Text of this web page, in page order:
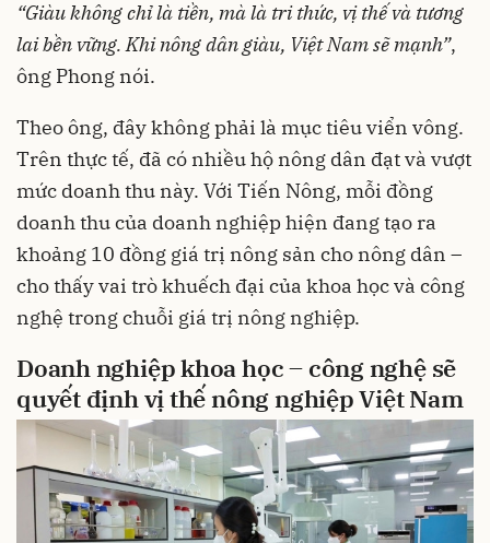
“Giàukhôngchỉlà tiền, màlà trithức, vị thếvà tương
laibềnvững. Khinôngdângiàu, Việt Namsẽmạnh”,
ông Phong nói.
Theo ông, đây không phải là mục tiêu viển vông.
Trên thực tế, đã có nhiều hộ nông dân đạt và vượt
mức doanh thu này. Với Tiến Nông, mỗi đồng
doanh thu của doanh nghiệp hiện đang tạo ra
khoảng 10 đồng giá trị nông sản cho nông dân –
cho thấy vai trò khuếch đại của khoa học và công
nghệ trong chuỗi giá trị nông nghiệp.
Doanhnghiệpkhoahọc– côngnghệ sẽ
quyết địnhvịthếnôngnghiệpViệt Nam